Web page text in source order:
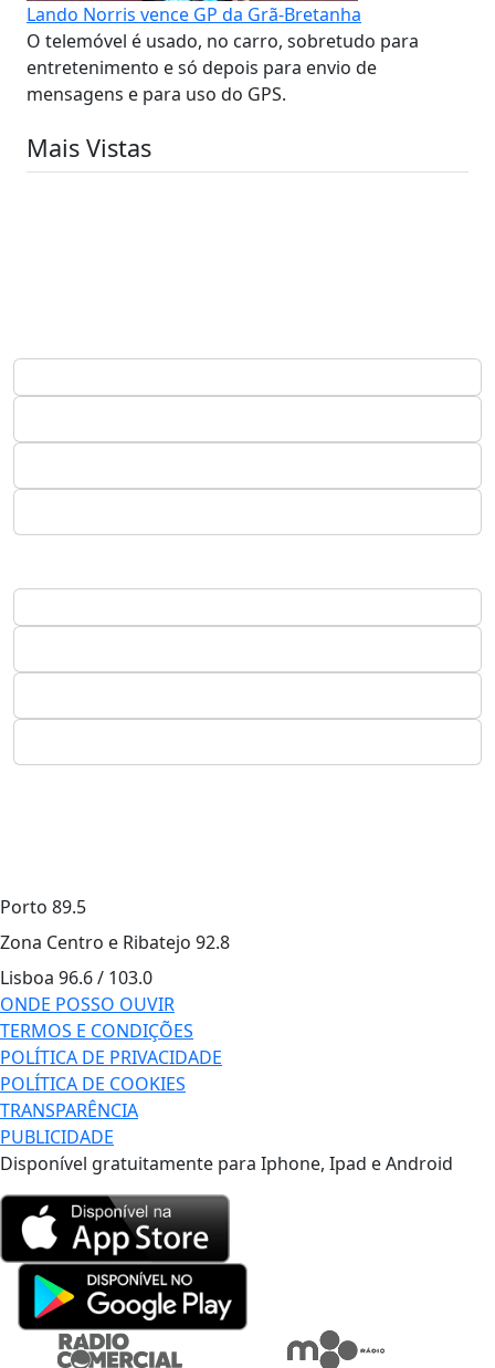
Lando Norris vence GP da Grã-Bretanha
O telemóvel é usado, no carro, sobretudo para
entretenimento e só depois para envio de
mensagens e para uso do GPS.
Mais Vistas
Porto 89.5
Zona Centro e Ribatejo 92.8
Lisboa 96.6 / 103.0
ONDE POSSO OUVIR
TERMOS E CONDIÇÕES
POLÍTICA DE PRIVACIDADE
POLÍTICA DE COOKIES
TRANSPARÊNCIA
PUBLICIDADE
Disponível gratuitamente para Iphone, Ipad e Android